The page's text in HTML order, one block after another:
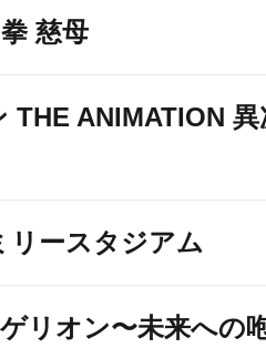
慈母
THE ANIMATION
リースタジアム
リオン〜未来への